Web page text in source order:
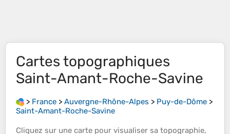
Cartes topographiques
Saint-Amant-Roche-Savine
> France > Auvergne-Rhône-Alpes > Puy-de-Dôme >
Saint-Amant-Roche-Savine
Cliquez sur une carte pour visualiser sa topographie,